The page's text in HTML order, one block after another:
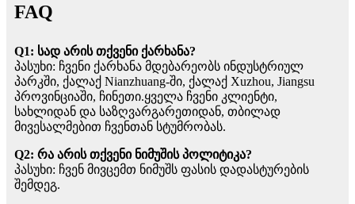
FAQ
Q1: სად არის თქვენი ქარხანა?
პასუხი: ჩვენი ქარხანა მდებარეობს ინდუსტრიულ
პარკში, ქალაქ Nianzhuang-ში, ქალაქ Xuzhou, Jiangsu
პროვინციაში, ჩინეთი.ყველა ჩვენი კლიენტი,
სახლიდან და საზღვარგარეთიდან, თბილად
მივესალმებით ჩვენთან სტუმრობას.
Q2: რა არის თქვენი ნიმუშის პოლიტიკა?
პასუხი: ჩვენ მივცემთ ნიმუშს ფასის დადასტურების
შემდეგ.